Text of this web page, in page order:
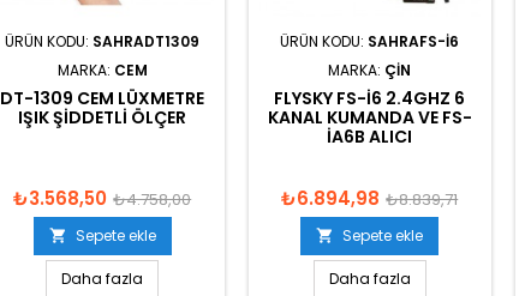
ÜRÜN KODU: SAHRADT1309
MARKA: CEM
DT-1309 CEM LÜXMETRE
IŞIK ŞIDDETLI ÖLÇER
₺3.568,50 ₺4.758,00
 Sepete ekle
Daha fazla
ÜRÜN KODU: SAHRAFS-I6
MARKA: ÇIN
FLYSKY FS-I6 2.4GHZ 6
KANAL KUMANDA VE FS-
IA6B ALICI
₺6.894,98 ₺8.839,71
 Sepete ekle
Daha fazla